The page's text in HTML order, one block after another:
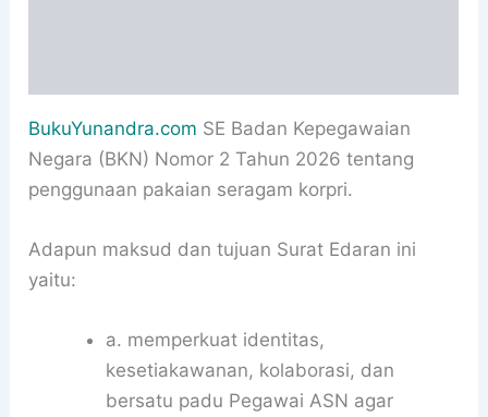
BukuYunandra.com SE Badan Kepegawaian
Negara (BKN) Nomor 2 Tahun 2026 tentang
penggunaan pakaian seragam korpri.
Adapun maksud dan tujuan Surat Edaran ini
yaitu:
a. memperkuat identitas,
kesetiakawanan, kolaborasi, dan
bersatu padu Pegawai ASN agar